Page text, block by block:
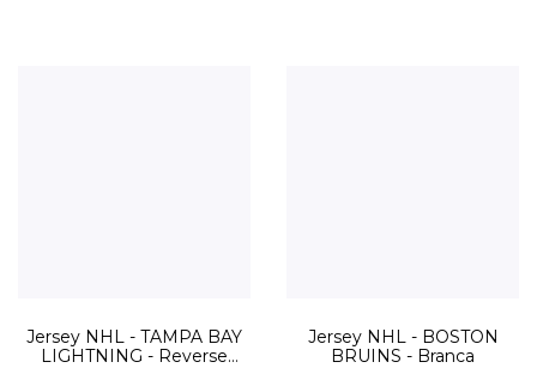
Jersey NHL - TAMPA BAY
LIGHTNING - Reverse
Jersey NHL - BOSTON
BRUINS - Branca